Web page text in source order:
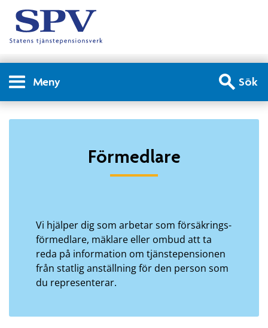
Meny Sök
Förmedlare
Vi hjälper dig som arbetar som försäkrings­
förmedlare, mäklare eller ombud att ta
reda på information om tjänste­pensionen
från statlig anställning för den person som
du representerar.